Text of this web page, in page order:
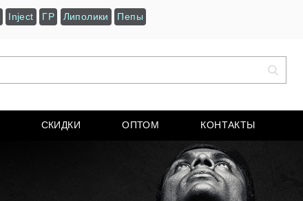
Inject ГР Липолики Пепы
СКИДКИ ОПТОМ КОНТАКТЫ